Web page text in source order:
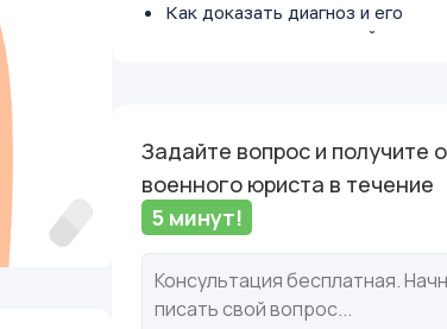
Как доказать диагноз и его
последствия: пошаговый план для
Задайте вопрос и получите
военного юриста в течение
5 минут!